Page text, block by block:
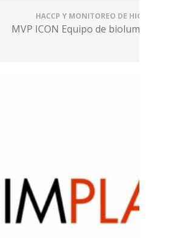
HACCP Y MONITOREO DE HIGIENE
MVP ICON Equipo de bioluminiscencia